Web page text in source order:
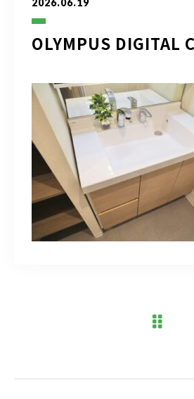
2026.06.19
OLYMPUS DIGITAL
お客様の声
よくある質問
ブログ
アクセス
03-6909-
お問い合わせは